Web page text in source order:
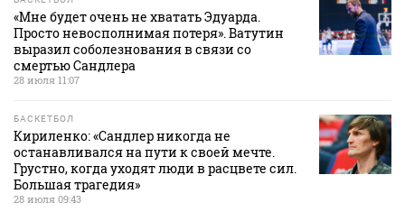
«Мне будет очень не хватать Эдуарда.
Просто невосполнимая потеря». Ватутин
выразил соболезнования в связи со
смертью Сандлера
28 июля 11:07
БАСКЕТБОЛ
Кириленко: «Сандлер никогда не
останавливался на пути к своей мечте.
Грустно, когда уходят люди в расцвете сил.
Большая трагедия»
28 июля 09:43